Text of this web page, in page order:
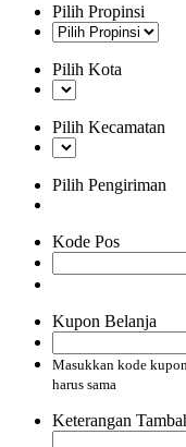
Pilih Propinsi
Pilih Kota
Pilih Kecamatan
Pilih Pengiriman
Kode Pos
Kupon Belanja
Masukkan kode
harus sama
Keterangan